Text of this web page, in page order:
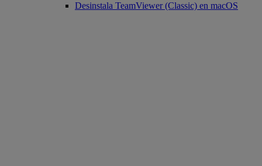
Desinstala TeamViewer (Classic) en macOS